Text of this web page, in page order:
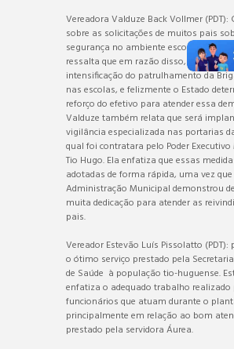
Vereadora Valduze Back Vollmer (PDT):
sobre as solicitações de muitos pais
segurança no ambiente escolar. A
ressalta que em razão disso, foi
intensificação do patrulhamento da
nas escolas, e felizmente o Estado
reforço do efetivo para atender essa
Valduze também relata que será
vigilância especializada nas portarias
qual foi contratara pelo Poder
Tio Hugo. Ela enfatiza que essas
adotadas de forma rápida, uma vez
Administração Municipal demonstrou
muita dedicação para atender as
pais.
Vereador Estevão Luís Pissolatto (PDT):
o ótimo serviço prestado pela
de Saúde à população tio-huguense.
enfatiza o adequado trabalho realizado
funcionários que atuam durante o
principalmente em relação ao bom
prestado pela servidora Áurea.